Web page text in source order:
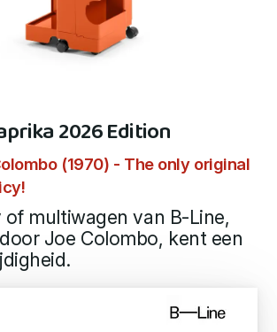
2026 Edition
(1970) - The only original
of multiwagen van B-Line,
Joe Colombo, kent een